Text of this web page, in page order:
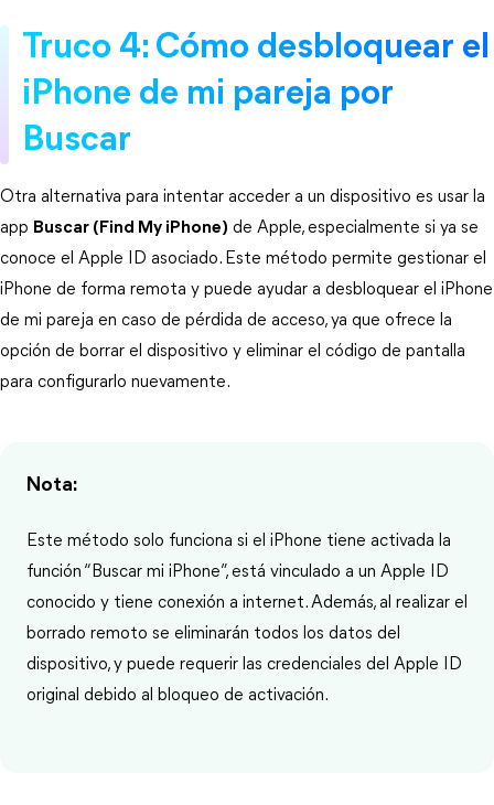
Truco 4: Cómo desbloquear el
iPhone de mi pareja por
Buscar
Otra alternativa para intentar acceder a un dispositivo es usar la
app Buscar (Find My iPhone) de Apple, especialmente si ya se
conoce el Apple ID asociado. Este método permite gestionar el
iPhone de forma remota y puede ayudar a desbloquear el iPhone
de mi pareja en caso de pérdida de acceso, ya que ofrece la
opción de borrar el dispositivo y eliminar el código de pantalla
para configurarlo nuevamente.
Nota:
Este método solo funciona si el iPhone tiene activada la
función “Buscar mi iPhone”, está vinculado a un Apple ID
conocido y tiene conexión a internet. Además, al realizar el
borrado remoto se eliminarán todos los datos del
dispositivo, y puede requerir las credenciales del Apple ID
original debido al bloqueo de activación.